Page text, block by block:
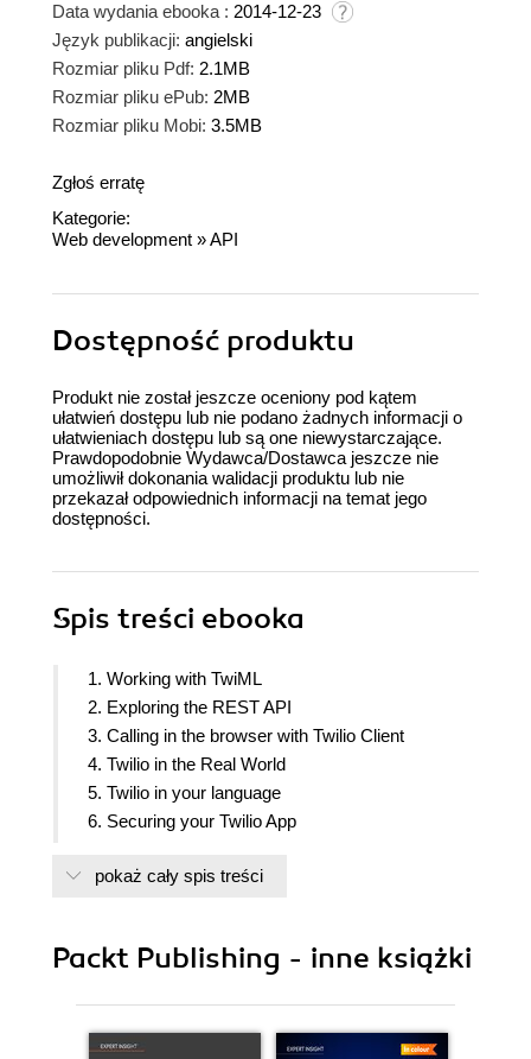
Data wydania ebooka : 2014-12-23
Język publikacji: angielski
Rozmiar pliku Pdf: 2.1MB
Rozmiar pliku ePub: 2MB
Rozmiar pliku Mobi: 3.5MB
Zgłoś erratę
Kategorie:
Web development »API
Dostępność produktu
Produkt nie został jeszcze oceniony pod kątem
ułatwień dostępu lub nie podano żadnych informacji o
ułatwieniach dostępu lub są one niewystarczające.
Prawdopodobnie Wydawca/Dostawca jeszcze nie
umożliwił dokonania walidacji produktu lub nie
przekazał odpowiednich informacji na temat jego
dostępności.
Spis treści ebooka
1. Working with TwiML
2. Exploring the REST API
3. Calling in the browser with Twilio Client
4. Twilio in the Real World
5. Twilio in your language
6. Securing your Twilio App
8. Online Resources
pokaż cały spis treści
Packt Publishing - inne książki